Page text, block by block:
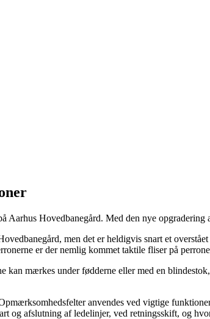
Aarhus Hovedbanegård. Med den nye
men det er heldigvis snart et
er der nemlig kommet taktile fliser på
mærkes under fødderne eller med en
anvendes ved vigtige
og afslutning af ledelinjer, ved retningsskift, og